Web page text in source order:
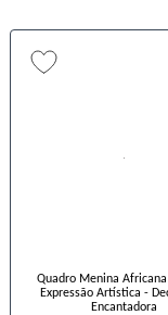
Quadro Menina
Expressão Artística -
Encantadora